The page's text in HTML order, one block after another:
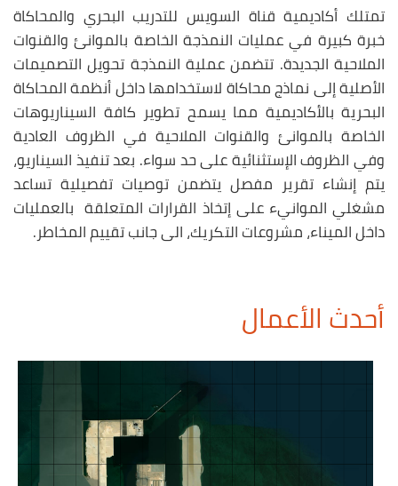
تمتلك أكاديمية قناة السويس للتدريب البحري والمحاكاة
خبرة كبيرة في عمليات النمذجة الخاصة بالموانئ والقنوات
الملاحية الجديدة. تتضمن عملية النمذجة تحويل التصميمات
الأصلية إلى نماذج محاكاة لاستخدامها داخل أنظمة المحاكاة
البحرية بالأكاديمية مما يسمح تطوير كافة السيناريوهات
الخاصة بالموانئ والقنوات الملاحية في الظروف العادية
وفي الظروف الإستثنائية على حد سواء. بعد تنفيذ السيناريو،
يتم إنشاء تقرير مفصل يتضمن توصيات تفصيلية تساعد
مشغلي الموانيء على إتخاذ القرارات المتعلقة بالعمليات
داخل الميناء، مشروعات التكريك، الى جانب تقييم المخاطر.
أحدث الأعمال